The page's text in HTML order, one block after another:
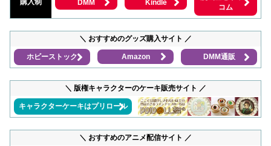
DMM Kindle
コム
＼ おすすめのグッズ購入サイト ／
ホビーストック Amazon DMM通販
＼ 版権キャラクターのケーキ販売サイト ／
キャラクターケーキはプリロール
＼ おすすめのアニメ配信サイト ／